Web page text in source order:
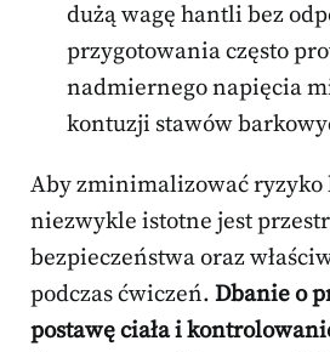
dużą wagę hantli bez
przygotowania często
nadmiernego napięcia
kontuzji stawów
Aby zminimalizować ryzyko
niezwykle istotne jest
bezpieczeństwa oraz
podczas ćwiczeń. Dbanie o
postawę ciała i